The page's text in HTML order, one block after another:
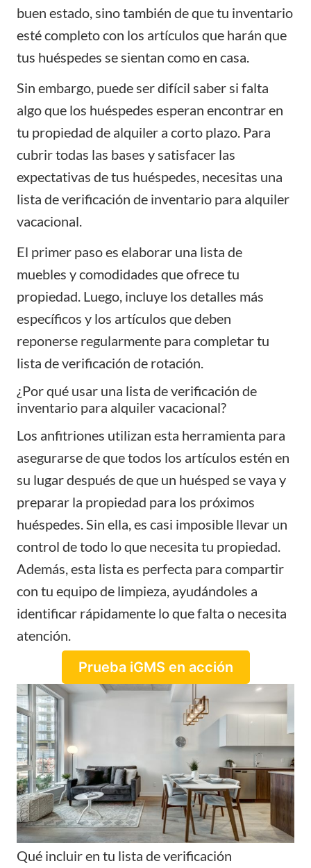
buen estado, sino también de que tu inventario
esté completo con los artículos que harán que
tus huéspedes se sientan como en casa.
Sin embargo, puede ser difícil saber si falta
algo que los huéspedes esperan encontrar en
tu propiedad de alquiler a corto plazo. Para
cubrir todas las bases y satisfacer las
expectativas de tus huéspedes, necesitas una
lista de verificación de inventario para alquiler
vacacional.
El primer paso es elaborar una lista de
muebles y comodidades que ofrece tu
propiedad. Luego, incluye los detalles más
específicos y los artículos que deben
reponerse regularmente para completar tu
lista de verificación de rotación.
¿Por qué usar una lista de verificación de
inventario para alquiler vacacional?
Los anfitriones utilizan esta herramienta para
asegurarse de que todos los artículos estén en
su lugar después de que un huésped se vaya y
preparar la propiedad para los próximos
huéspedes. Sin ella, es casi imposible llevar un
control de todo lo que necesita tu propiedad.
Además, esta lista es perfecta para compartir
con tu equipo de limpieza, ayudándoles a
identificar rápidamente lo que falta o necesita
atención.
Prueba iGMS en acción
Qué incluir en tu lista de verificación